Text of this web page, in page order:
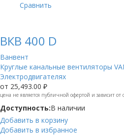
Сравнить
ВКВ 400 D
Ванвент
Круглые канальные вентиляторы
Электродвигателях
от 25,493.00 ₽
цена не является публичной офертой и зависит от
Доступность:В наличии
Добавить в корзину
Добавить в избранное